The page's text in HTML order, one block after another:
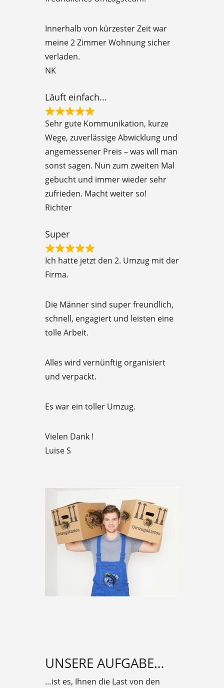
d
5
o
o
Innerhalb von kürzester Zeit war
meine 2 Zimmer Wohnung sicher
verladen.
NK
Läuft einfach...
R
d
5
t
o
f
Sehr gute Kommunikation, kurze
Wege, zuverlässige Abwicklung und
angemessener Preis – was will man
sonst sagen. Nun zum zweiten Mal
gebucht und immer wieder sehr
zufrieden. Macht weiter so!
Richter
Super
R
d
5
o
t
o
5
Ich hatte jetzt den 2. Umzug mit der
Firma.
Die Männer sind super freundlich,
schnell, engagiert und leisten eine
tolle Arbeit.
Alles wird vernünftig organisiert
und verpackt.
Es war ein toller Umzug.
Vielen Dank !
Luise S
UNSERE AUFGABE…
…ist es, Ihnen die Last von den